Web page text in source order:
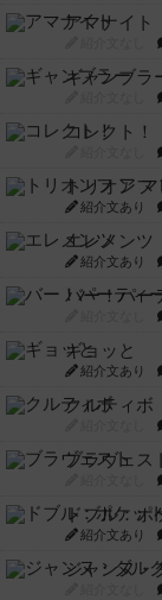
アマナイト
ギャンブラ
コレクト！
トリオンフ
紹介文あり
エレメンツ
紹介文あり
バー！パー
ギョッと
紹介文あり
クルティボ
ブラヴェス
ドブル：ポ
紹介文あり
ジャンヌ・